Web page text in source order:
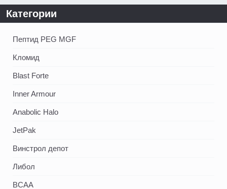
Категории
Пептид PEG MGF
Кломид
Blast Forte
Inner Armour
Anabolic Halo
JetPak
Винстрол депот
Либол
BCAA